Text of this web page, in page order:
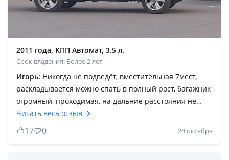
2011 года, КПП Автомат, 3.5 л.
Срок владения: Более 2 лет
Игорь: Никогда не подведёт, вместительная 7мест,
раскладывается можно спать в полный рост, багажник
огромный, проходимая, на дальние расстояния не
устаёш, две печки тепло, кондиционер отличный
вообщем очень выносливый автомобиль. По
бездорожью ведёт себя отлично, запасные части
Читать весь отзыв
17 0 24 октября